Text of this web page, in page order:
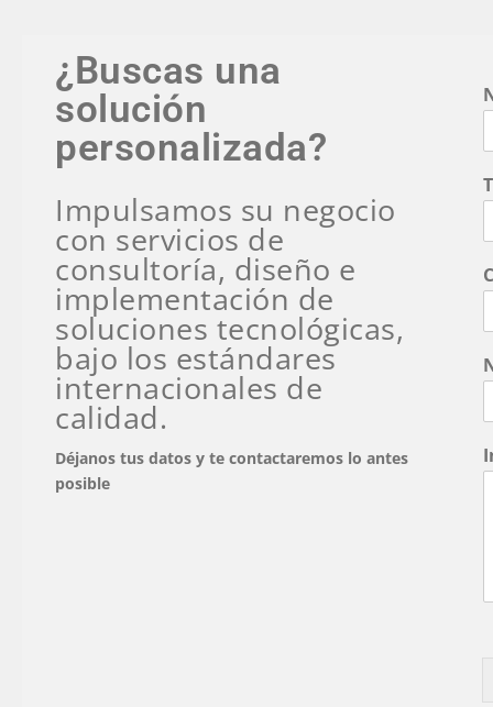
¿Buscas una
solución
personalizada?
Impulsamos su negocio
con servicios de
consultoría, diseño e
implementación de
soluciones tecnológicas,
bajo los estándares
internacionales de
calidad.
Déjanos tus datos y te contactaremos lo antes
posible
o
o